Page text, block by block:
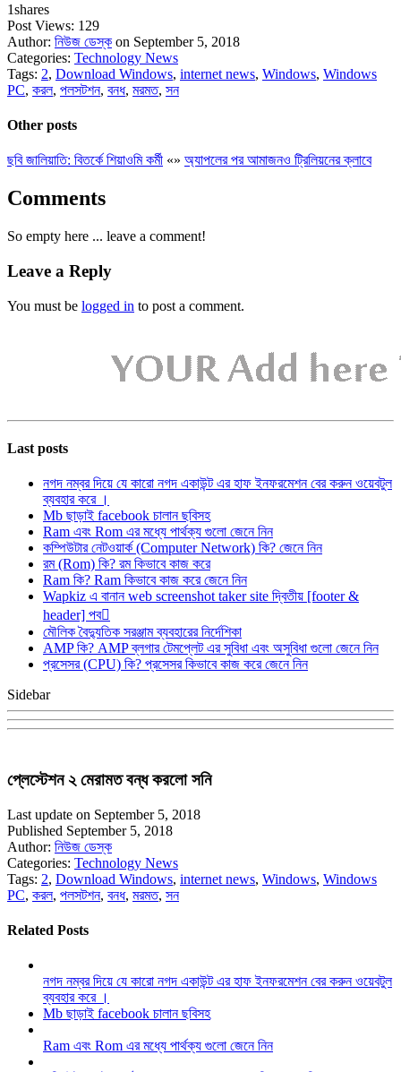
1shares
Post Views: 129
Author: নিউজ ডেস্ক on September 5, 2018
Categories: Technology News
Tags: 2, Download Windows, internet news, Windows, Windows
PC, করল, পলসটশন, বনধ, মরমত, সন
Other posts
ছবি জালিয়াতি: বিতর্কে শিয়াওমি কর্মী «» অ্যাপলের পর আমাজনও ট্রিলিয়নের ক্লাবে
Comments
So empty here ... leave a comment!
Leave a Reply
You must be logged in to post a comment.
Last posts
নগদ নম্বর দিয়ে যে কারো নগদ একাউন্ট এর হাফ ইনফরমেশন বের করুন ওয়েবটুল
ব্যবহার করে ।
Mb ছাড়াই facebook চালান ছবিসহ
Ram এবং Rom এর মধ্যে পার্থক্য গুলো জেনে নিন
কম্পিউটার নেটওয়ার্ক (Computer Network) কি? জেনে নিন
রম (Rom) কি? রম কিভাবে কাজ করে
Ram কি? Ram কিভাবে কাজ করে জেনে নিন
Wapkiz এ বানান web screenshot taker site দ্বিতীয় [footer &
header] পব
মৌলিক বৈদ্যুতিক সরঞ্জাম ব্যবহারের নির্দেশিকা
AMP কি? AMP ব্লগার টেমপ্লেট এর সুবিধা এবং অসুবিধা গুলো জেনে নিন
প্রসেসর (CPU) কি? প্রসেসর কিভাবে কাজ করে জেনে নিন
Sidebar
প্লেস্টেশন ২ মেরামত বন্ধ করলো সনি
Last update on September 5, 2018
Published September 5, 2018
Author: নিউজ ডেস্ক
Categories: Technology News
Tags: 2, Download Windows, internet news, Windows, Windows
PC, করল, পলসটশন, বনধ, মরমত, সন
Related Posts
নগদ নম্বর দিয়ে যে কারো নগদ একাউন্ট এর হাফ ইনফরমেশন বের করুন ওয়েবটুল
ব্যবহার করে ।
Mb ছাড়াই facebook চালান ছবিসহ
Ram এবং Rom এর মধ্যে পার্থক্য গুলো জেনে নিন